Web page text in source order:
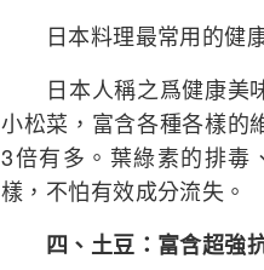
日本料理最常用的健
日本人稱之爲健康美味
小松菜，富含各種各樣的
3倍有多。葉綠素的排毒
樣，不怕有效成分流失。
四、土豆：富含超強